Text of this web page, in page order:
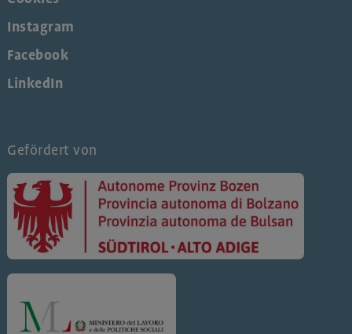
Instagram
Facebook
LinkedIn
Gefördert von